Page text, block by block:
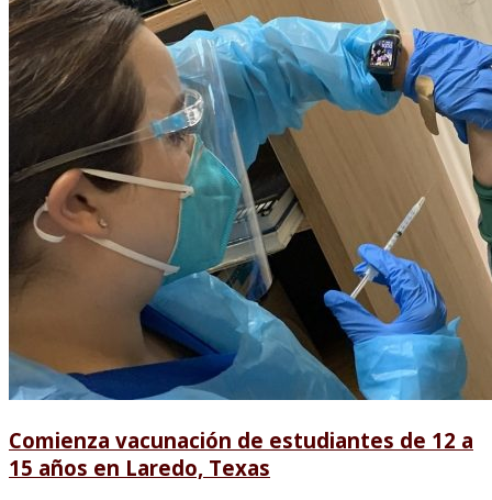
Comienza vacunación de estudiantes de 12 a
15 años en Laredo, Texas